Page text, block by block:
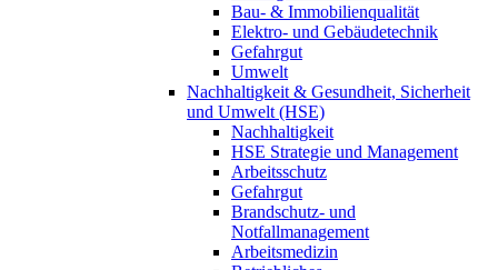
Bau- & Immobilienqualität
Elektro- und Gebäudetechnik
Gefahrgut
Umwelt
Nachhaltigkeit & Gesundheit, Sicherheit
und Umwelt (HSE)
Nachhaltigkeit
HSE Strategie und Management
Arbeitsschutz
Gefahrgut
Brandschutz- und
Notfallmanagement
Arbeitsmedizin